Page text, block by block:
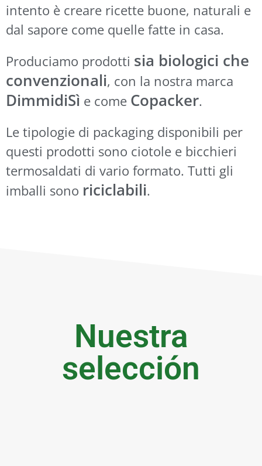
intento è creare ricette buone, naturali e
dal sapore come quelle fatte in casa.
Produciamo prodotti sia biologici che
convenzionali, con la nostra marca
DimmidiSì e come Copacker.
Le tipologie di packaging disponibili per
questi prodotti sono ciotole e bicchieri
termosaldati di vario formato. Tutti gli
imballi sono riciclabili.
Nuestra
selección